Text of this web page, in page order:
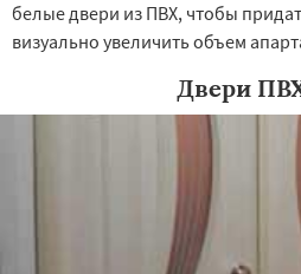
белые двери из ПВХ, чтобы
визуально увеличить объем
Двери